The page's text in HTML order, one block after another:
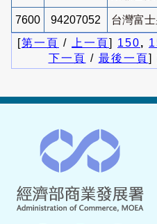
7600 94207052
台灣富
[第一頁 / 上一頁] 150,
下一頁 / 最後一頁]